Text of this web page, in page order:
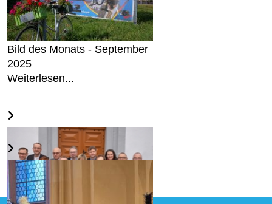
In Steine investieren?
Weiterlesen...
Bild des Monats - September
2025
Weiterlesen...